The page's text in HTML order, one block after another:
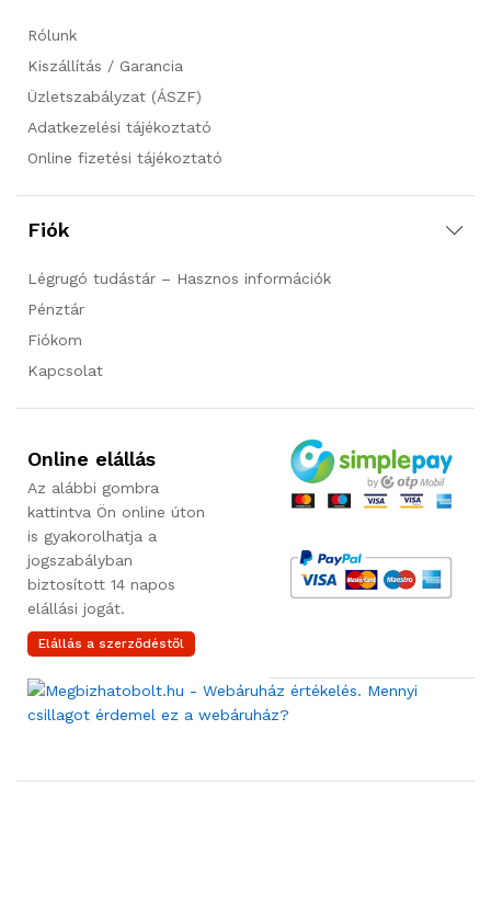
Rólunk
Kiszállítás / Garancia
Üzletszabályzat (ÁSZF)
Adatkezelési tájékoztató
Online fizetési tájékoztató
Fiók
Légrugó tudástár – Hasznos információk
Pénztár
Fiókom
Kapcsolat
Online elállás
Az alábbi gombra
kattintva Ön online úton
is gyakorolhatja a
jogszabályban
biztosított 14 napos
elállási jogát.
Elállás a szerződéstől